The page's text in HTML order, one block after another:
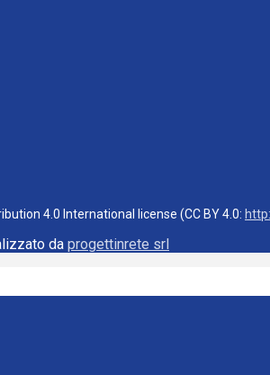
4.0 International license (CC BY 4.0:
da progettinrete srl